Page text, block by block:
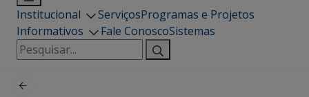
Institucional ServiçosProgramas e Projetos
Informativos
Fale ConoscoSistemas
Pesquisar
por: